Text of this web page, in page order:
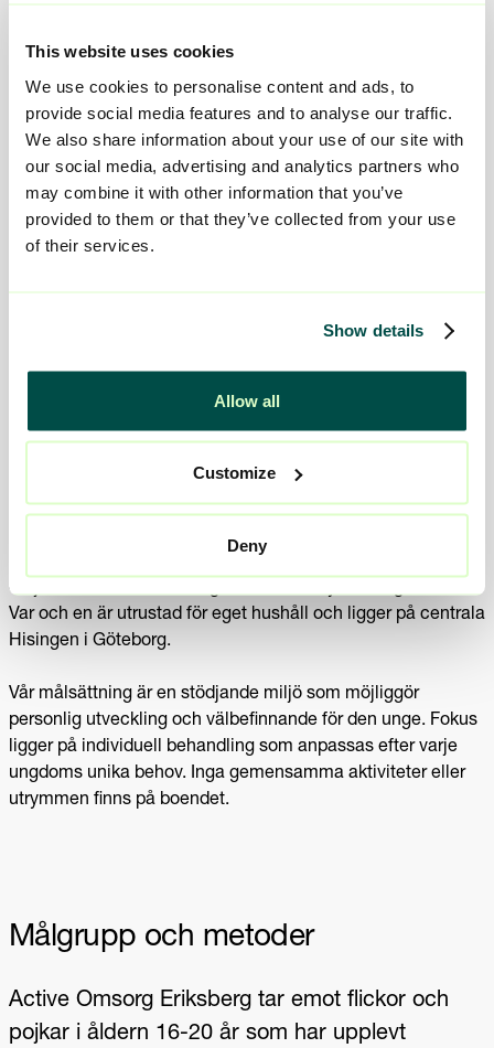
This website uses cookies
We use cookies to personalise content and ads, to
provide social media features and to analyse our traffic.
We also share information about your use of our site with
our social media, advertising and analytics partners who
may combine it with other information that you’ve
provided to them or that they’ve collected from your use
of their services.
Show details
Allow all
Customize
Deny
Individuell behandling, Vaken nattpersonal,
Lägenhetskoncept, eget hushåll, Centralt
Telefon 076-677 39 15
Om boendet
erbjuder boende i en fastighet med 13 stycken lägenheter.
Var och en är utrustad för eget hushåll och ligger på centrala
Hisingen i Göteborg.
Vår målsättning är en stödjande miljö som möjliggör
personlig utveckling och välbefinnande för den unge. Fokus
ligger på individuell behandling som anpassas efter varje
ungdoms unika behov. Inga gemensamma aktiviteter eller
utrymmen finns på boendet.
Målgrupp och metoder
Active Omsorg Eriksberg tar emot flickor och
pojkar i åldern 16-20 år som har upplevt